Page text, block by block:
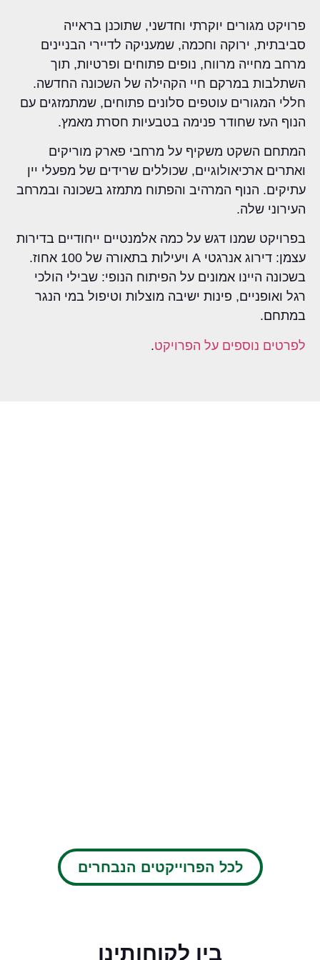
פרויקט מגורים יוקרתי וחדשני, שתוכנן בראייה
סביבתית, ירוקה וחכמה, שמעניקה לדיירי הבניינים
מרחב מחייה מרווח, נופים פתוחים ופרטיות, תוך
השתלבות במרקם חיי הקהילה של השכונה החדשה.
חללי המגורים עוטפים סלונים פתוחים, שמתמזגים עם
הנוף העז שחודר פנימה בטבעיות חסרת מאמץ.
המתחם השקט משקיף על מרחבי פארק מוריקים
ואתרים ארכיאולוגיים, שכוללים שרידים של מפעלי יין
עתיקים. הנוף המרהיב והפתוח מתמזג בשכונה ובמרחב
העירוני שלה.
בפרויקט שמנו דגש על כמה אלמנטיים ייחודיים בדירות
עצמן: דירוג אנרגטי A
ויעילות בתאורה של 100 אחוז.
בשכונה היינו אמונים על הפיתוח הנופי: שבילי הולכי
רגל ואופניים, פינות ישיבה מוצלות וטיפול במי הנגר
במתחם.
לפרטים נוספים על הפרויקט.
לכל הפרוייקטים הנבחרים
בין לקוחותינו